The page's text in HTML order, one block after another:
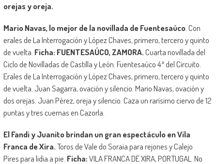
orejas y oreja.
Mario Navas, lo mejor de la novillada de Fuentesaúco. Con
erales de La Interrogación y López Chaves, primero, tercero y quinto
de vuelta. Ficha: FUENTESAÚCO, ZAMORA.Cuarta novillada del
Ciclo de Novilladas de Castilla y León. Fuentesaúco 4ª del Circuito.
Erales de La Interrogación y López Chaves, primero, tercero y quinto
de vuelta. Juan Sagarra, ovación y silencio. Mario Navas, ovación y
dos orejas. Juan Pérez, oreja y silencio. Caza un rarísimo ciervo de 12
puntas y tres cuernas en Cazorla.
El Fandi y Juanito brindan un gran espectáculo en Vila
Franca de Xira.Toros de Vale do Soraia para rejones y Calejo
Pires para lidia a pie. Ficha:VILA FRANCA DE XIRA, PORTUGAL. No